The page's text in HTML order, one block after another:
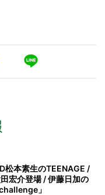
松本素生のTEENAGE /
宏介登場 / 伊藤日加の
」